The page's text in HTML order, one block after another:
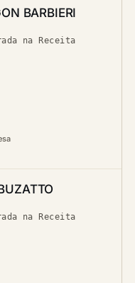
BARBIERI
na Receita
na Receita